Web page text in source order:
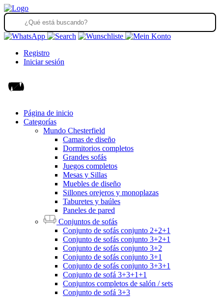
Registro
Iniciar sesión
Página de inicio
Categorías
Mundo Chesterfield
Camas de diseño
Dormitorios completos
Grandes sofás
Juegos completos
Mesas y Sillas
Muebles de diseño
Sillones orejeros y monoplazas
Taburetes y baúles
Paneles de pared
Conjuntos de sofás
Conjunto de sofás conjunto 2+2+1
Conjunto de sofás conjunto 3+2+1
Conjunto de sofás conjunto 3+2
Conjunto de sofás conjunto 3+1
Conjunto de sofás conjunto 3+3+1
Conjunto de sofá 3+3+1+1
Conjuntos completos de salón / sets
Conjunto de sofá 3+3